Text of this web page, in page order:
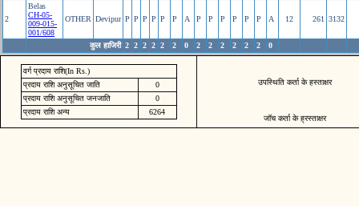
2
Belas
CH-05-
009-015-
001/608
OTHER Devipur P P P P P P A P P P P P P A 12 261 3132
कुल हाजिरी 2 2 2 2 2 2 0 2 2 2 2 2 2 0
वर्ग प्रदाय राशि(In Rs.)
प्रदाय राशि अनुसूचित जाति
0
प्रदाय राशि अनुसूचित जनजाति
0
प्रदाय राशि अन्य
6264
उपस्थिति कर्ता के हस्ताक्षर
जॉच कर्ता के ह्रस्ताक्षर